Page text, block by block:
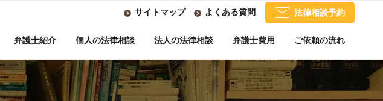
サイトマップ よくある質問 法律相談予約
弁護士紹介 個人の法律相談 法人の法律相談 弁護士費用 ご依頼の流れ